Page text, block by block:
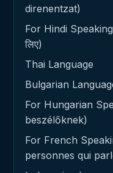
direnentzat)
For Hindi Speaking
लिए)
Thai Language
Bulgarian
For Hungarian
beszélőknek)
For French
personnes qui